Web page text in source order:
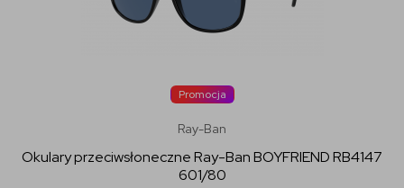
Promocja
Ray-Ban
Okulary przeciwsłoneczne Ray-Ban BOYFRIEND RB4147
601/80